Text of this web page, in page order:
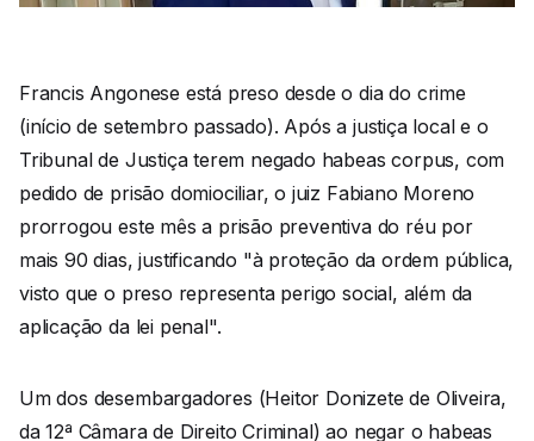
Francis Angonese está preso desde o dia do crime
(início de setembro passado). Após a justiça local e o
Tribunal de Justiça terem negado habeas corpus, com
pedido de prisão domiociliar, o juiz Fabiano Moreno
prorrogou este mês a prisão preventiva do réu por
mais 90 dias, justificando "à proteção da ordem pública,
visto que o preso representa perigo social, além da
aplicação da lei penal".
Um dos desembargadores (Heitor Donizete de Oliveira,
da 12ª Câmara de Direito Criminal) ao negar o habeas